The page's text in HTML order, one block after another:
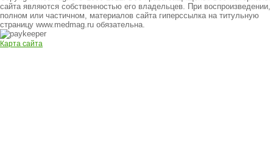
сайта являются собственностью его владельцев. При воспроизведении,
полном или частичном, материалов сайта гиперссылка на титульную
страницу www.medmag.ru обязательна.
Карта сайта